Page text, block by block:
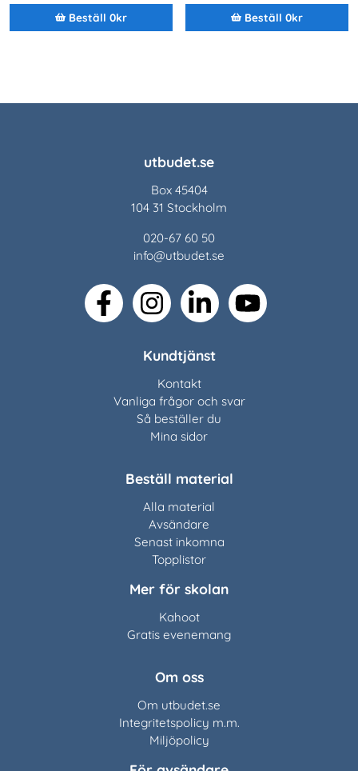
Beställ 0kr Beställ 0kr
utbudet.se
Box 45404
104 31 Stockholm
020-67 60 50
info@utbudet.se
facebookinstagramlinkedin youtube
Kundtjänst
Kontakt
Vanliga frågor och svar
Så beställer du
Mina sidor
Beställ material
Alla material
Avsändare
Senast inkomna
Topplistor
Mer för skolan
Kahoot
Gratis evenemang
Om oss
Om utbudet.se
Integritetspolicy m.m.
Miljöpolicy